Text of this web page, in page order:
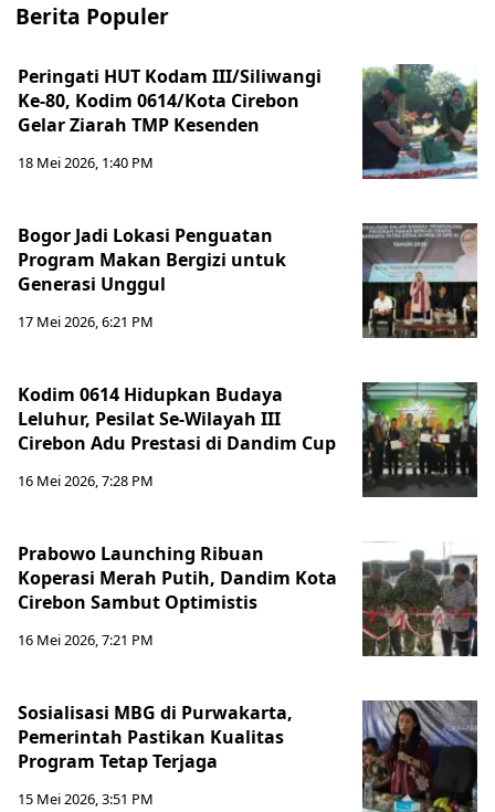
Berita Populer
Peringati HUT Kodam III/Siliwangi
Ke-80, Kodim 0614/Kota Cirebon
Gelar Ziarah TMP Kesenden
18 Mei 2026, 1:40 PM
Bogor Jadi Lokasi Penguatan
Program Makan Bergizi untuk
Generasi Unggul
17 Mei 2026, 6:21 PM
Kodim 0614 Hidupkan Budaya
Leluhur, Pesilat Se-Wilayah III
Cirebon Adu Prestasi di Dandim Cup
16 Mei 2026, 7:28 PM
Prabowo Launching Ribuan
Koperasi Merah Putih, Dandim Kota
Cirebon Sambut Optimistis
16 Mei 2026, 7:21 PM
Sosialisasi MBG di Purwakarta,
Pemerintah Pastikan Kualitas
Program Tetap Terjaga
15 Mei 2026, 3:51 PM